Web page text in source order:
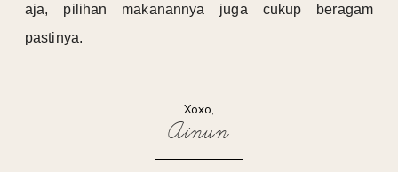
aja, pilihan makanannya juga cukup beragam
pastinya.
Xoxo,
Ainun